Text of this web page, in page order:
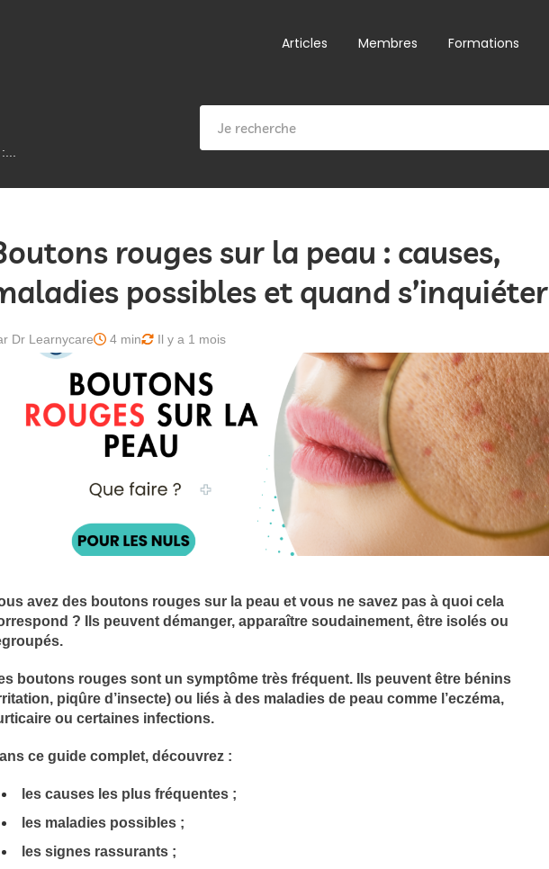
Articles Membres Formations
rouges sur la peau : causes,
possibles et quand s’inquiéter
Dr Learnycare 4 min Il y a 1 mois
avez des boutons rouges sur la peau et vous ne savez pas à quoi cela
? Ils peuvent démanger, apparaître soudainement, être isolés ou
boutons rouges sont un symptôme très fréquent. Ils peuvent être bénins
piqûre d’insecte) ou liés à des maladies de peau comme l’eczéma,
ou certaines infections.
ce guide complet, découvrez :
les causes les plus fréquentes ;
les maladies possibles ;
les signes rassurants ;